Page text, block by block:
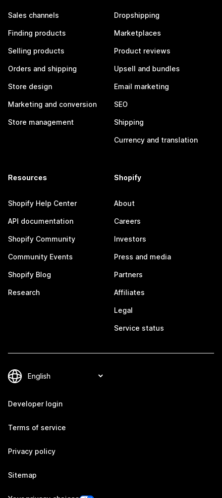
Sales channels
Finding products
Selling products
Orders and shipping
Store design
Marketing and conversion
Store management
Dropshipping
Marketplaces
Product reviews
Upsell and bundles
Email marketing
SEO
Shipping
Currency and translation
Resources
Shopify Help Center
API documentation
Shopify Community
Community Events
Shopify Blog
Research
Shopify
About
Careers
Investors
Press and media
Partners
Affiliates
Legal
Service status
Developer login
Terms of service
Privacy policy
Sitemap